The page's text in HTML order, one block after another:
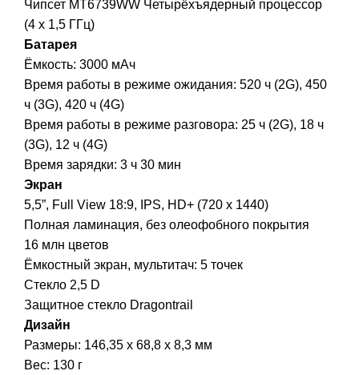
Чипсет MT6739WW Четырёхъядерный процессор
(4 x 1,5 ГГц)
Батарея
Ёмкость: 3000 мАч
Время работы в режиме ожидания: 520 ч (2G), 450
ч (3G), 420 ч (4G)
Время работы в режиме разговора: 25 ч (2G), 18 ч
(3G), 12 ч (4G)
Время зарядки: 3 ч 30 мин
Экран
5,5”, Full View 18:9, IPS, HD+ (720 х 1440)
Полная ламинация, без олеофобного покрытия
16 млн цветов
Ёмкостный экран, мультитач: 5 точек
Стекло 2,5 D
Защитное стекло Dragontrail
Дизайн
Размеры: 146,35 x 68,8 x 8,3 мм
Вес: 130 г